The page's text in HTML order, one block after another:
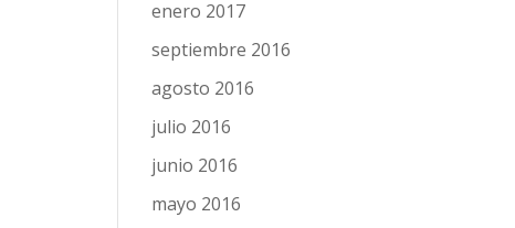
enero 2017
septiembre 2016
agosto 2016
julio 2016
junio 2016
mayo 2016